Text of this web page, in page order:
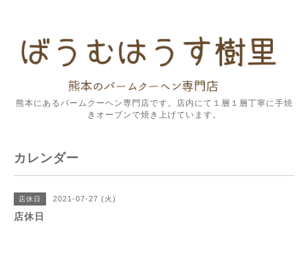
熊本にあるバームクーヘン専門店です。店内にて１層１層丁寧に手焼
きオーブンで焼き上げています。
カレンダー
店休日 2021-07-27 (火)
店休日